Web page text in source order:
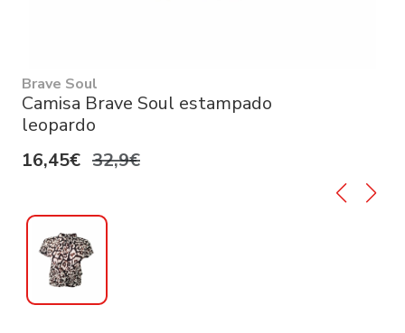
Brave Soul
Camisa Brave Soul estampado
leopardo
16,45€ 32,9€